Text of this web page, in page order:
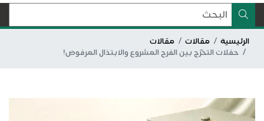
الرئيسية مقالات
مقالات
حفلات التخرّج بين الفرح المشروع والابتذال المرفوض!